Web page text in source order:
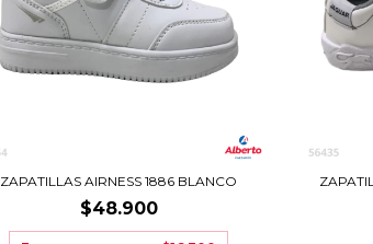
ZAPATILLAS AIRNESS 1886 BLANCO
$48.900